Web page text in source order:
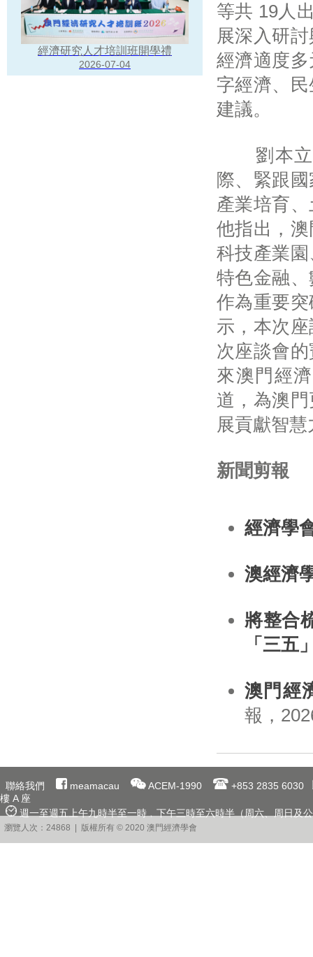
經濟研究人才培訓班開學禮
2026-07-04
等共 19人
展深入研
經濟適度
字經濟、
建議。
劉本立
際、緊跟
產業培育
他指出，
科技產業
特色金融
作為重要
示，本次
次座談會
來澳門經
道，為澳
展貢獻智
新聞剪報
經濟學
澳經濟
將整合
「三五
澳門經
報，
聯絡我們 meamacau ACEM-1990
+853 2835 6030
樓 A 座
週一至週五上午九時半至一時﹐下午三時至六時半（周六、周日及
瀏覽人次：24868 | 版權所有 © 2020 澳門經濟學會